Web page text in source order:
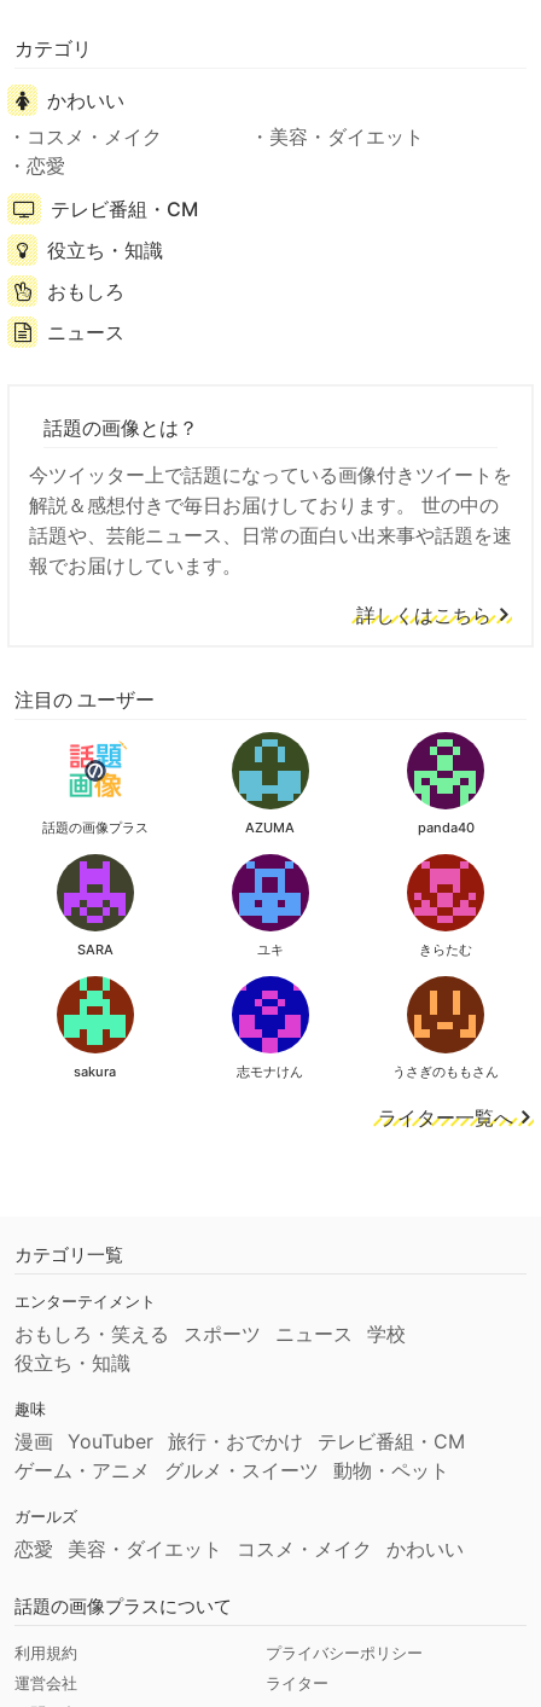
カテゴリ
かわいい
コスメ・メイク
美容・ダイエット
恋愛
テレビ番組・CM
役立ち・知識
おもしろ
ニュース
話題の画像とは？
今ツイッター上で話題になっている画像付きツイートを
解説＆感想付きで毎日お届けしております。 世の中の
話題や、芸能ニュース、日常の面白い出来事や話題を速
報でお届けしています。
詳しくはこちら
注目の ユーザー
話題の画像プラス AZUMA panda40
SARA ユキ きらたむ
sakura 志モナけん うさぎのももさん
ライター一覧へ
カテゴリ一覧
エンターテイメント
おもしろ・笑える スポーツ ニュース
学校
役立ち・知識
趣味
漫画 YouTuber 旅行・おでかけ
テレビ番組・CM
ゲーム・アニメ
グルメ・スイーツ 動物・ペット
ガールズ
恋愛 美容・ダイエット コスメ・メイク かわいい
話題の画像プラスについて
利用規約
プライバシーポリシー
運営会社
ライター